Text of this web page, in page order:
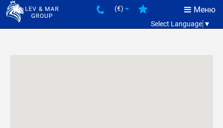
Меню
(€)
Select Language ▼